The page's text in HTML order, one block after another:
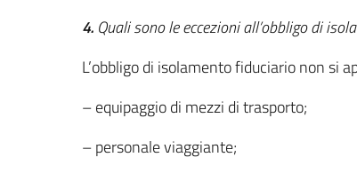
4. Quali sono le eccezioni all’obbligo di
L’obbligo di isolamento fiduciario non si
– equipaggio di mezzi di trasporto;
– personale viaggiante;